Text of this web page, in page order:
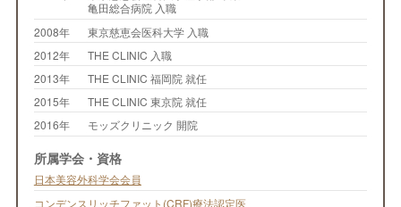
亀田総合病院 入職
2008年
東京慈恵会医科大学 入職
2012年
THE CLINIC 入職
2013年
THE CLINIC 福岡院 就任
2015年
THE CLINIC 東京院 就任
2016年
モッズクリニック 開院
所属学会・資格
日本美容外科学会会員
コンデンスリッチファット(CRF)療法認定医